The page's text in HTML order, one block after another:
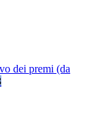
dei premi (da